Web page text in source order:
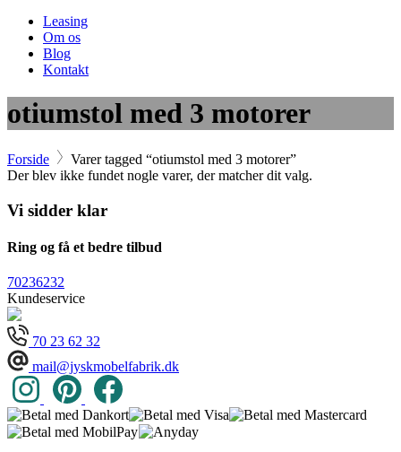
Leasing
Om os
Blog
Kontakt
otiumstol med 3 motorer
Forside
Varer tagged “otiumstol med 3 motorer”
Der blev ikke fundet nogle varer, der matcher dit valg.
Vi sidder klar
Ring og få et bedre tilbud
70236232
Kundeservice
70 23 62 32
mail@jyskmobelfabrik.dk